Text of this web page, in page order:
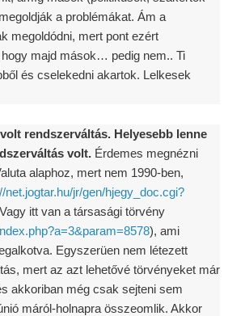
a problémákat. Ám a
megoldódni, mert pont ezért
majd mások… pedig nem.. Ti
és cselekedni akartok. Lelkesek
rendszerváltás. Helyesebb lenne
volt. Érdemes megnézni
alaphoz, mert nem 1990-ben,
net.jogtar.hu/jr/gen/hjegy_doc.cgi?
itt van a társasági törvény
), ami
Egyszerüen nem létezett
mert az azt lehetővé törvényeket már
akkoriban még csak sejteni sem
máról-holnapra összeomlik. Akkor